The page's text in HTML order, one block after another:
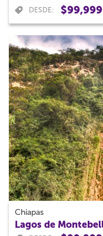
DESDE:
Chiapas
Lagos de